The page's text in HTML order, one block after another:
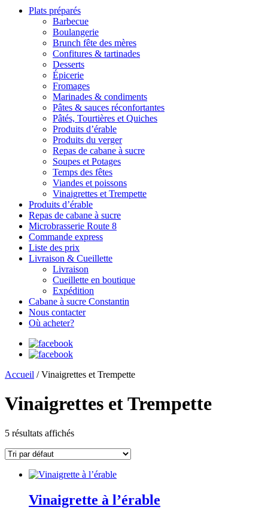
Plats préparés
Barbecue
Boulangerie
Brunch fête des mères
Confitures & tartinades
Desserts
Épicerie
Fromages
Marinades & condiments
Pâtes & sauces réconfortantes
Pâtés, Tourtières et Quiches
Produits d’érable
Produits du verger
Repas de cabane à sucre
Soupes et Potages
Temps des fêtes
Viandes et poissons
Vinaigrettes et Trempette
Produits d’érable
Repas de cabane à sucre
Microbrasserie Route 8
Commande express
Liste des prix
Livraison & Cueillette
Livraison
Cueillette en boutique
Expédition
Cabane à sucre Constantin
Nous contacter
Où acheter?
Accueil / Vinaigrettes et Trempette
Vinaigrettes et Trempette
5 résultats affichés
Vinaigrette à l’érable